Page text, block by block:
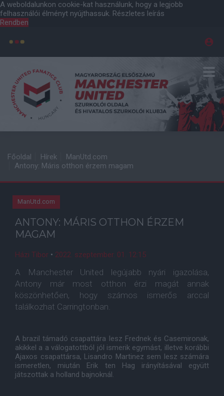
A weboldalunkon cookie-kat használunk, hogy a legjobb
felhasználói élményt nyújthassuk. Részletes leírás
Rendben
Főoldal Hírek
ManUtd.com
Antony: Máris otthon érzem magam
ManUtd.com
ANTONY: MÁRIS OTTHON ÉRZEM
MAGAM
Házi Tibor • 2022. szeptember. 01. 12:15
A Manchester United legújabb nyári igazolása,
Antony már most otthon érzi magát annak
köszönhetően, hogy számos ismerős arccal
találkozhat Carringtonban.
A brazil támadó csapattára lesz Frednek és Casemironak,
akikkel a a válogatottból jól ismerik egymást, illetve korábbi
Ajaxos csapattársa, Lisandro Martinez sem lesz számára
ismeretlen, miután Erik ten Hag irányításával együtt
játszottak a holland bajnoknál.